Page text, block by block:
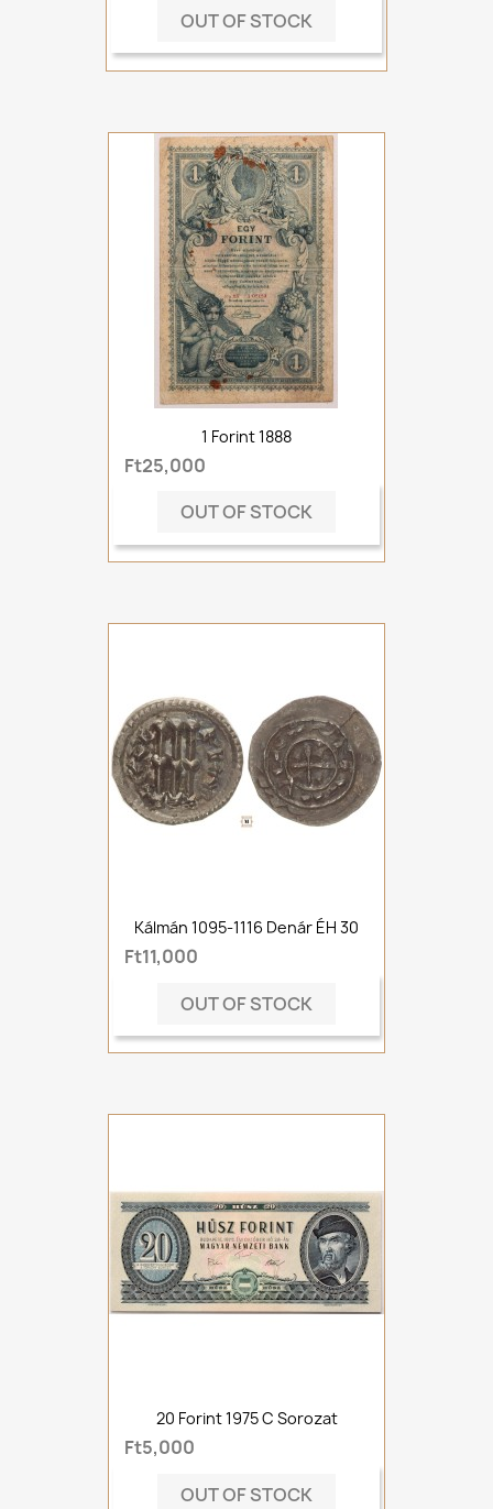
OUT OF STOCK
1 Forint 1888
Ft25,000
OUT OF STOCK
Kálmán 1095-1116 Denár ÉH 30
Ft11,000
OUT OF STOCK
20 Forint 1975 C Sorozat
Ft5,000
OUT OF STOCK